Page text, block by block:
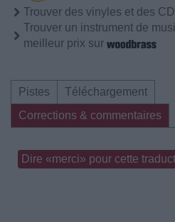
Trouver des vinyles et des
Trouver un instrument de
meilleur prix sur
Pistes
Téléchargement
Corrections & commentaires
Dire «merci» pour cette